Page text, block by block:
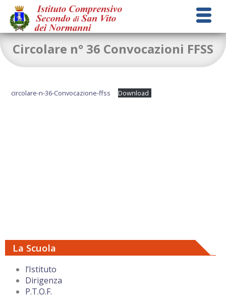
La Scuola
l’Istituto
Dirigenza
P.T.O.F.
Circolare n° 36 Convocazioni FFSS
circolare-n-36-Convocazione-ffss Download